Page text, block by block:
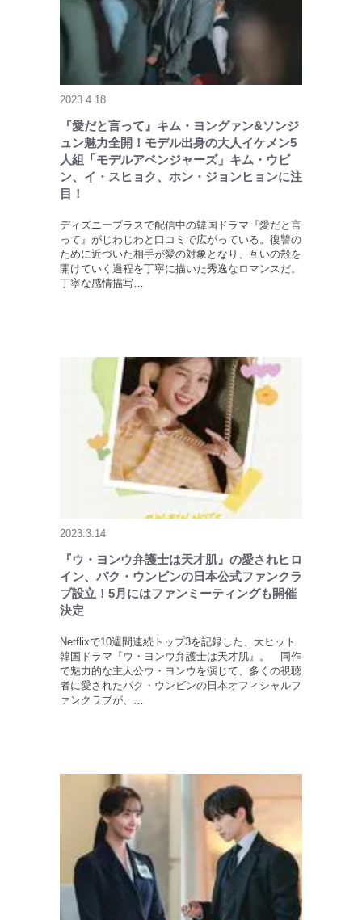
2023.4.18
『愛だと言って』キム・ヨングァン&ソンジ
ュン魅力全開！モデル出身の大人イケメン5
人組「モデルアベンジャーズ」キム・ウビ
ン、イ・スヒョク、ホン・ジョンヒョンに注
目！
ディズニープラスで配信中の韓国ドラマ『愛だと言
って』がじわじわと口コミで広がっている。復讐の
ために近づいた相手が愛の対象となり、互いの殻を
開けていく過程を丁寧に描いた秀逸なロマンスだ。
丁寧な感情描写…
2023.3.14
『ウ・ヨンウ弁護士は天才肌』の愛されヒロ
イン、パク・ウンビンの日本公式ファンクラ
ブ設立！5月にはファンミーティングも開催
決定
Netflixで10週間連続トップ3を記録した、大ヒット
韓国ドラマ『ウ・ヨンウ弁護士は天才肌』。 同作
で魅力的な主人公ウ・ヨンウを演じて、多くの視聴
者に愛されたパク・ウンビンの日本オフィシャルフ
ァンクラブが、…